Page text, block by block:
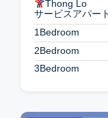
Thong Lo
サービスアパート
1Bedroom
2Bedroom
3Bedroom